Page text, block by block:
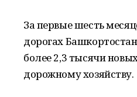
За первые шесть
дорогах
более 2,3 тысячи
дорожному хозяйству.